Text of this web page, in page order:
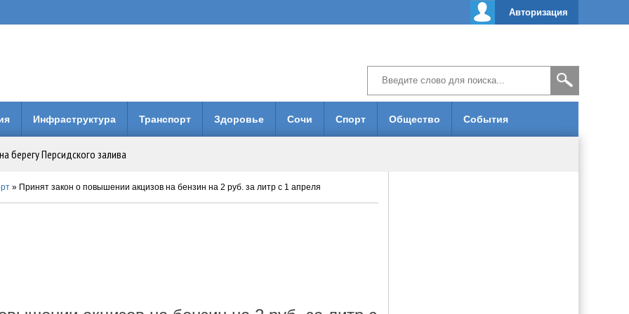
Авторизация
Инфраструктура Транспорт Здоровье Сочи Спорт Общество События
берегу Персидского залива
городская больница получила 3 млн рублей на новое оборудование
вместо него?
» Принят закон о повышении акцизов на бензин на 2 руб. за литр с 1 апреля